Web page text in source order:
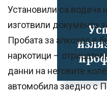
Установили са водача
изготвили документи
Пробата за алкохол е
наркотици –
данни на неговите
автомобила заедно с